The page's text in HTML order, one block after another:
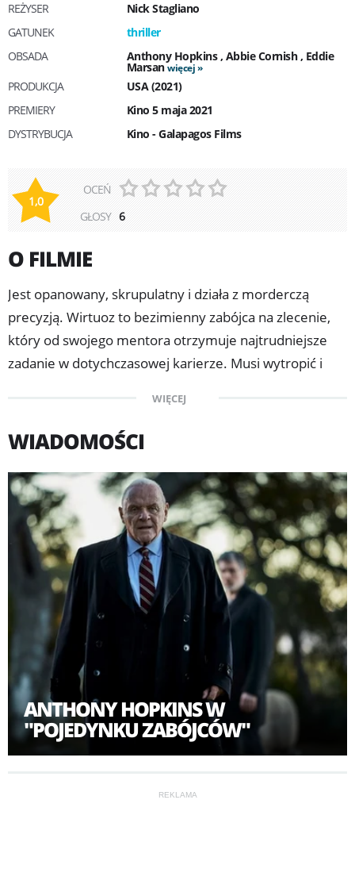
REŻYSER
Nick Stagliano
GATUNEK
thriller
OBSADA
Anthony Hopkins, Abbie Cornish, Eddie
Marsan więcej
PRODUKCJA
USA (2021)
PREMIERY
Kino 5 maja 2021
DYSTRYBUCJA
Kino - Galapagos Films
1,0
OCEŃ
GŁOSY 6
O FILMIE
Jest opanowany, skrupulatny i działa z morderczą
precyzją. Wirtuoz to bezimienny zabójca na zlecenie,
który od swojego mentora otrzymuje najtrudniejsze
zadanie w dotychczasowej karierze. Musi wytropić i
jego celem. Zna tylko czas i miejsce, gdzie będzie mógł
spotkać swoją przyszłą ofiarę. Co zrobi, kiedy na jego
drodze stanie piękna kobieta? Czy wytropi cel i idealnie
wykona zadanie?
WIĘCEJ
WIADOMOŚCI
ANTHONY HOPKINS W
"POJEDYNKU ZABÓJCÓW"
REKLAMA